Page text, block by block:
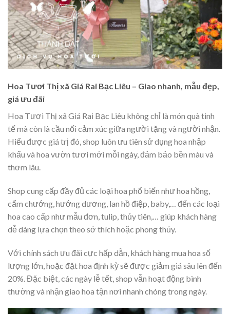
Hoa Tươi Thị xã Giá Rai Bạc Liêu – Giao nhanh, mẫu đẹp,
giá ưu đãi
Hoa Tươi Thị xã Giá Rai Bạc Liêu không chỉ là món quà tinh
tế mà còn là cầu nối cảm xúc giữa người tặng và người nhận.
Hiểu được giá trị đó, shop luôn ưu tiên sử dụng hoa nhập
khẩu và hoa vườn tươi mới mỗi ngày, đảm bảo bền màu và
thơm lâu.
Shop cung cấp đầy đủ các loại hoa phổ biến như hoa hồng,
cẩm chướng, hướng dương, lan hồ điệp, baby,… đến các loại
hoa cao cấp như mẫu đơn, tulip, thủy tiên,… giúp khách hàng
dễ dàng lựa chọn theo sở thích hoặc phong thủy.
Với chính sách ưu đãi cực hấp dẫn, khách hàng mua hoa số
lượng lớn, hoặc đặt hoa định kỳ sẽ được giảm giá sâu lên đến
20%. Đặc biệt, các ngày lễ tết, shop vẫn hoạt động bình
thường và nhận giao hoa tận nơi nhanh chóng trong ngày.